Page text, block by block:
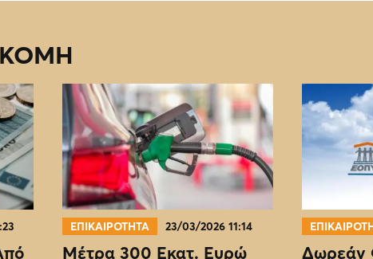
ΕΠΙΚΑΙΡΟΤΗΤΑ 23/03/2026 11:14
Μέτρα 300 Εκατ. Ευρώ Δωρεάν